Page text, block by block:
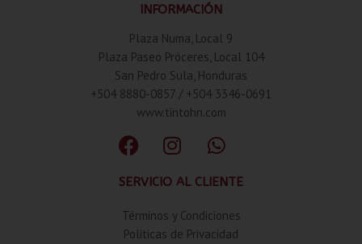
INFORMACIÓN
Plaza Numa, Local 9
Plaza Paseo Próceres, Local 104
San Pedro Sula, Honduras
+504 8880-0857 / +504 3346-0691
www.tintohn.com
SERVICIO AL CLIENTE
Términos y Condiciones
Politicas de Privacidad